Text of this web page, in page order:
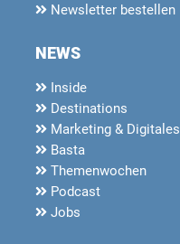
Newsletter bestellen
NEWS
Inside
Destinations
Marketing & Digitales
Basta
Themenwochen
Podcast
Jobs